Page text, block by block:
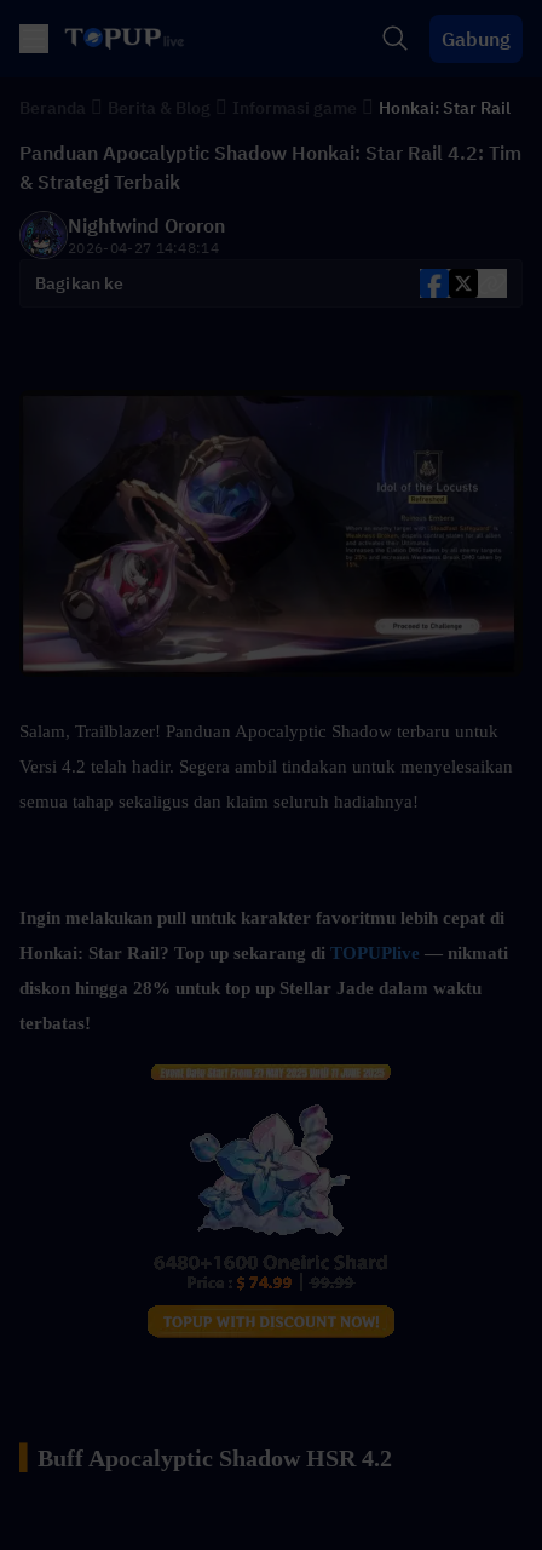
Gabung
Honkai: Star Rail
Panduan Apocalyptic Shadow Honkai: Star Rail 4.2: Tim
& Strategi Terbaik
Nightwind Ororon
2026-04-27 14:48:14
Bagikan ke
Salam, Trailblazer! Panduan Apocalyptic Shadow terbaru untuk
Versi 4.2 telah hadir. Segera ambil tindakan untuk menyelesaikan
semua tahap sekaligus dan klaim seluruh hadiahnya!
Ingin melakukan pull untuk karakter favoritmu lebih cepat di
Honkai: Star Rail? Top up sekarang di TOPUPlive — nikmati
diskon hingga 28% untuk top up Stellar Jade dalam waktu
terbatas!
Buff Apocalyptic Shadow HSR 4.2